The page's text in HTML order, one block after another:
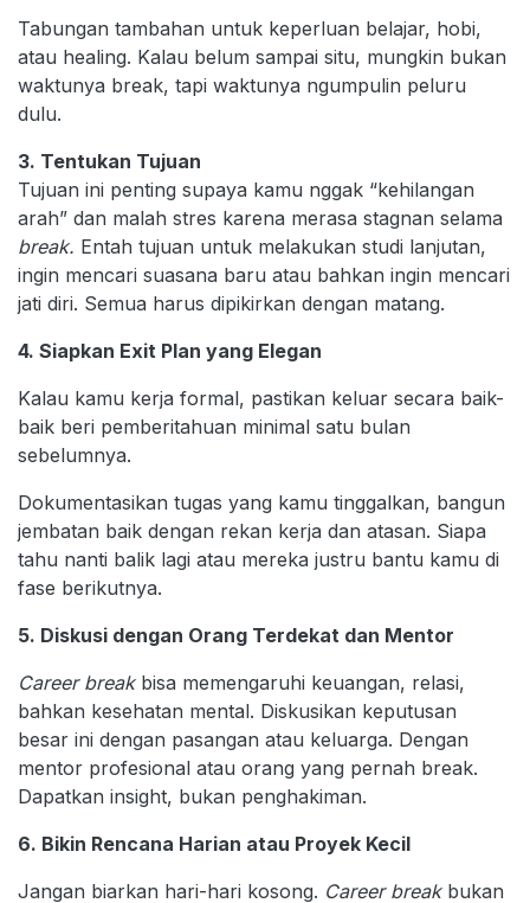
Tabungan tambahan untuk keperluan belajar, hobi,
atau healing. Kalau belum sampai situ, mungkin bukan
waktunya break, tapi waktunya ngumpulin peluru
dulu.
3. Tentukan Tujuan
Tujuan ini penting supaya kamu nggak “kehilangan
arah” dan malah stres karena merasa stagnan selama
break. Entah tujuan untuk melakukan studi lanjutan,
ingin mencari suasana baru atau bahkan ingin mencari
jati diri. Semua harus dipikirkan dengan matang.
4. Siapkan Exit Plan yang Elegan
Kalau kamu kerja formal, pastikan keluar secara baik-
baik beri pemberitahuan minimal satu bulan
sebelumnya.
Dokumentasikan tugas yang kamu tinggalkan, bangun
jembatan baik dengan rekan kerja dan atasan. Siapa
tahu nanti balik lagi atau mereka justru bantu kamu di
fase berikutnya.
5. Diskusi dengan Orang Terdekat dan Mentor
Career breakbisa memengaruhi keuangan, relasi,
bahkan kesehatan mental. Diskusikan keputusan
besar ini dengan pasangan atau keluarga. Dengan
mentor profesional atau orang yang pernah break.
Dapatkan insight, bukan penghakiman.
6. Bikin Rencana Harian atau Proyek Kecil
Jangan biarkan hari-hari kosong. Career break bukan